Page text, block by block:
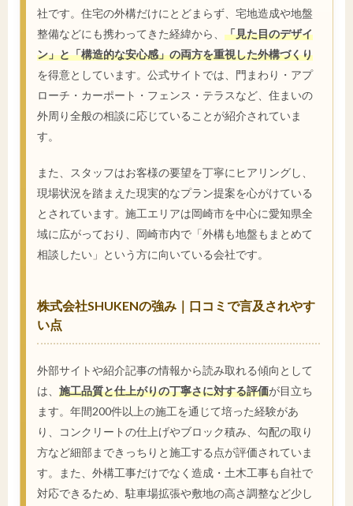
社です。住宅の外構だけにとどまらず、宅地造成や地盤
整備などにも携わってきた経緯から、 「見た目のデザイ
ン」と「構造的な安心感」の両方を重視した外構づくり
を得意としています。公式サイトでは、門まわり・アプ
ローチ・カーポート・フェンス・テラスなど、住まいの
外周り全般の相談に応じていることが紹介されていま
す。
また、スタッフはお客様の要望を丁寧にヒアリングし、
現場状況を踏まえた現実的なプラン提案を心がけている
とされています。施工エリアは岡崎市を中心に愛知県全
域に広がっており、岡崎市内で「外構も地盤もまとめて
相談したい」という方に向いている会社です。
株式会社SHUKENの強み｜口コミで言及されやす
い点
外部サイトや紹介記事の情報から読み取れる傾向として
は、 施工品質と仕上がりの丁寧さに対する評価が目立ち
ます。年間200件以上の施工を通じて培った経験があ
り、コンクリートの仕上げやブロック積み、勾配の取り
方など細部まできっちりと施工する点が評価されていま
す。また、外構工事だけでなく造成・土木工事も自社で
対応できるため、駐車場拡張や敷地の高さ調整など少し